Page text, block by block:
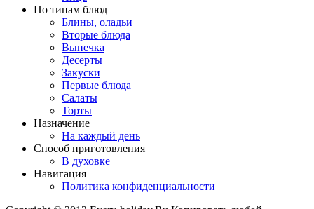
По типам блюд
Блины, оладьи
Вторые блюда
Выпечка
Десерты
Закуски
Первые блюда
Салаты
Торты
Назначение
На каждый день
Способ приготовления
В духовке
Навигация
Политика конфиденциальности